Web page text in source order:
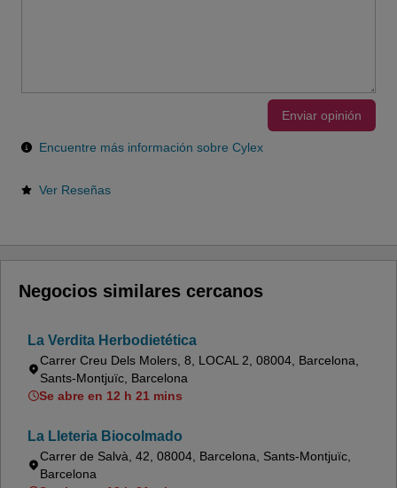
Enviar opinión
Encuentre más información sobre Cylex
Ver Reseñas
Negocios similares cercanos
La Verdita Herbodietética
Carrer Creu Dels Molers, 8, LOCAL 2, 08004, Barcelona,
Sants-Montjuïc, Barcelona
Se abre en 12 h 21 mins
La Lleteria Biocolmado
Carrer de Salvà, 42, 08004, Barcelona, Sants-Montjuïc,
Barcelona